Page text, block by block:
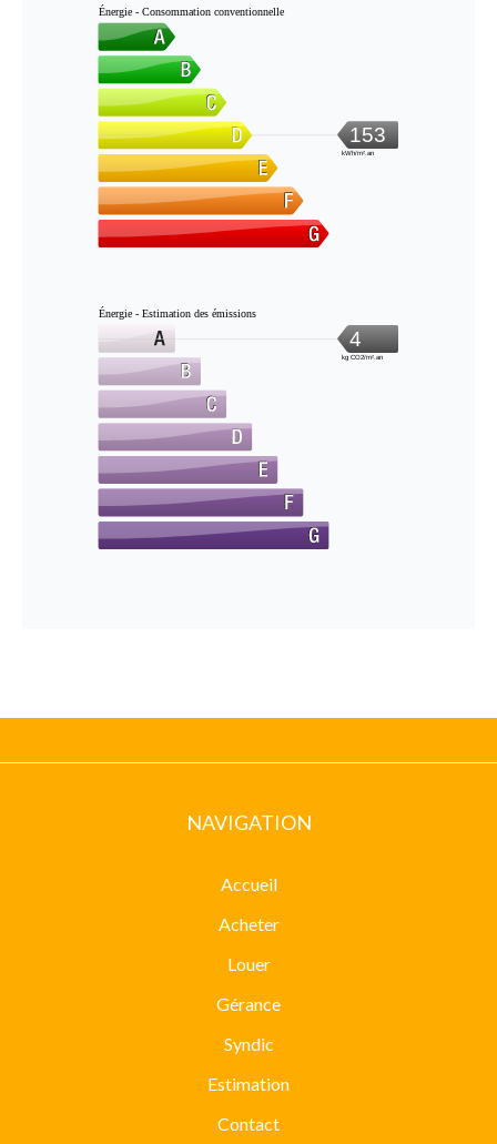
Énergie - Consommation conventionnelle
153
kWh/m².an
Énergie - Estimation des émissions
4
kg CO2/m².an
NAVIGATION
Accueil
Acheter
Louer
Gérance
Syndic
Estimation
Contact